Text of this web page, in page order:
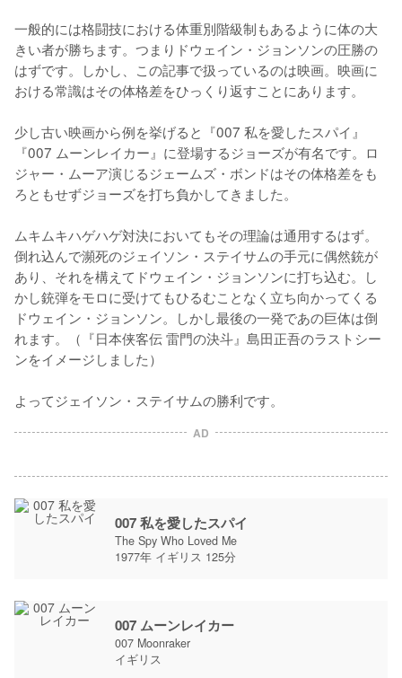
一般的には格闘技における体重別階級制もあるように体の大
きい者が勝ちます。つまりドウェイン・ジョンソンの圧勝の
はずです。しかし、この記事で扱っているのは映画。映画に
おける常識はその体格差をひっくり返すことにあります。
少し古い映画から例を挙げると『007 私を愛したスパイ』
『007 ムーンレイカー』に登場するジョーズが有名です。ロ
ジャー・ムーア演じるジェームズ・ボンドはその体格差をも
ろともせずジョーズを打ち負かしてきました。
ムキムキハゲハゲ対決においてもその理論は通用するはず。
倒れ込んで瀕死のジェイソン・ステイサムの手元に偶然銃が
あり、それを構えてドウェイン・ジョンソンに打ち込む。し
かし銃弾をモロに受けてもひるむことなく立ち向かってくる
ドウェイン・ジョンソン。しかし最後の一発であの巨体は倒
れます。（『日本侠客伝 雷門の決斗』島田正吾のラストシー
ンをイメージしました）
AD
007 私を愛したスパイ
The Spy Who Loved Me
1977年 イギリス 125分
007 ムーンレイカー
007 Moonraker
イギリス